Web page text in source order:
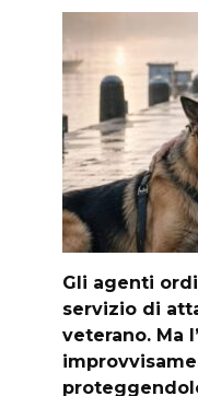
Gli agenti
servizio di
veterano. Ma